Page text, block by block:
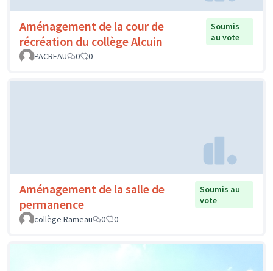
Aménagement de la cour de
récréation du collège Alcuin
Soumis
au vote
PACREAU
0 0
Aménagement de la salle de
permanence
Soumis au
vote
collège Rameau
0 0